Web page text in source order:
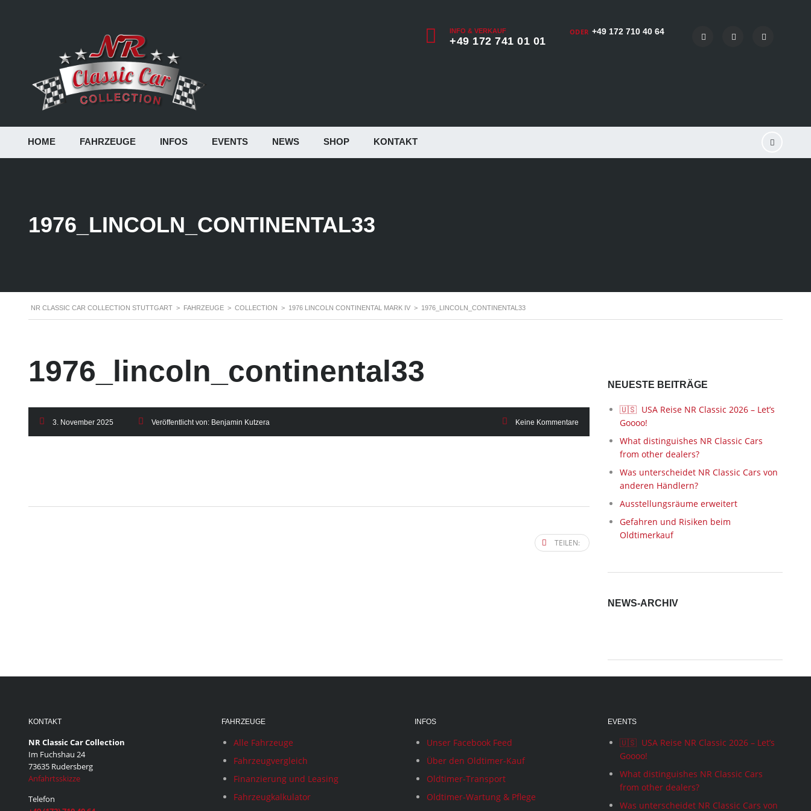
ODER +49 172 710 40 64
INFO & VERKAUF
+49 172 741 01 01
HOME FAHRZEUGE INFOS EVENTS NEWS SHOP KONTAKT
1976_LINCOLN_CONTINENTAL33
NR CLASSIC CAR COLLECTION STUTTGART > FAHRZEUGE > COLLECTION > 1976 LINCOLN CONTINENTAL MARK IV > 1976_LINCOLN_CONTINENTAL33
1976_lincoln_continental33
3. November 2025 Veröffentlicht von: Benjamin Kutzera Keine Kommentare
TEILEN:
NEUESTE BEITRÄGE
🇺🇸 USA Reise NR Classic 2026 – Let’s
Goooo!
What distinguishes NR Classic Cars
from other dealers?
Was unterscheidet NR Classic Cars von
anderen Händlern?
Ausstellungsräume erweitert
Gefahren und Risiken beim
Oldtimerkauf
NEWS-ARCHIV
KONTAKT
NR Classic Car Collection
Im Fuchshau 24
73635 Rudersberg
Anfahrtsskizze
Telefon
FAHRZEUGE
Alle Fahrzeuge
Fahrzeugvergleich
Finanzierung und Leasing
Fahrzeugkalkulator
INFOS
Unser Facebook Feed
Über den Oldtimer-Kauf
Oldtimer-Transport
Oldtimer-Wartung & Pflege
EVENTS
🇺🇸 USA Reise NR Classic 2026 – Let’s
Goooo!
What distinguishes NR Classic Cars
from other dealers?
Was unterscheidet NR Classic Cars von